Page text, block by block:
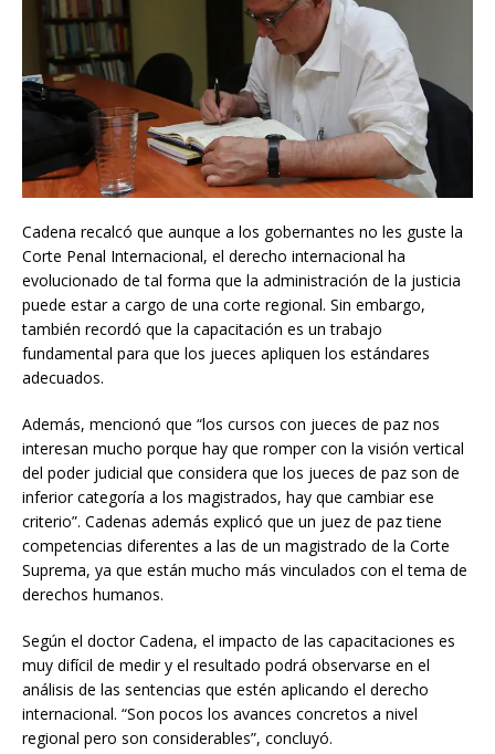
Cadena recalcó que aunque a los gobernantes no les guste la
Corte Penal Internacional, el derecho internacional ha
evolucionado de tal forma que la administración de la justicia
puede estar a cargo de una corte regional. Sin embargo,
también recordó que la capacitación es un trabajo
fundamental para que los jueces apliquen los estándares
adecuados.
Además, mencionó que “los cursos con jueces de paz nos
interesan mucho porque hay que romper con la visión vertical
del poder judicial que considera que los jueces de paz son de
inferior categoría a los magistrados, hay que cambiar ese
criterio”. Cadenas además explicó que un juez de paz tiene
competencias diferentes a las de un magistrado de la Corte
Suprema, ya que están mucho más vinculados con el tema de
derechos humanos.
Según el doctor Cadena, el impacto de las capacitaciones es
muy difícil de medir y el resultado podrá observarse en el
análisis de las sentencias que estén aplicando el derecho
internacional. “Son pocos los avances concretos a nivel
regional pero son considerables”, concluyó.